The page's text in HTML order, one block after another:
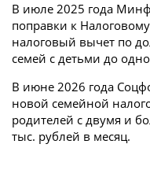
В июле 2025 года
поправки к
налоговый вычет по
семей с детьми до
В июне 2026 года
новой семейной
родителей с двумя и
тыс. рублей в месяц.